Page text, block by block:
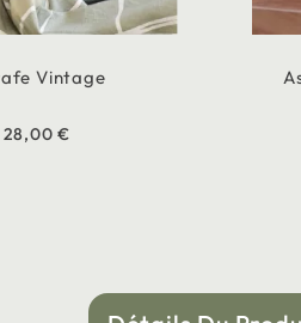
Vintage
28,00 €